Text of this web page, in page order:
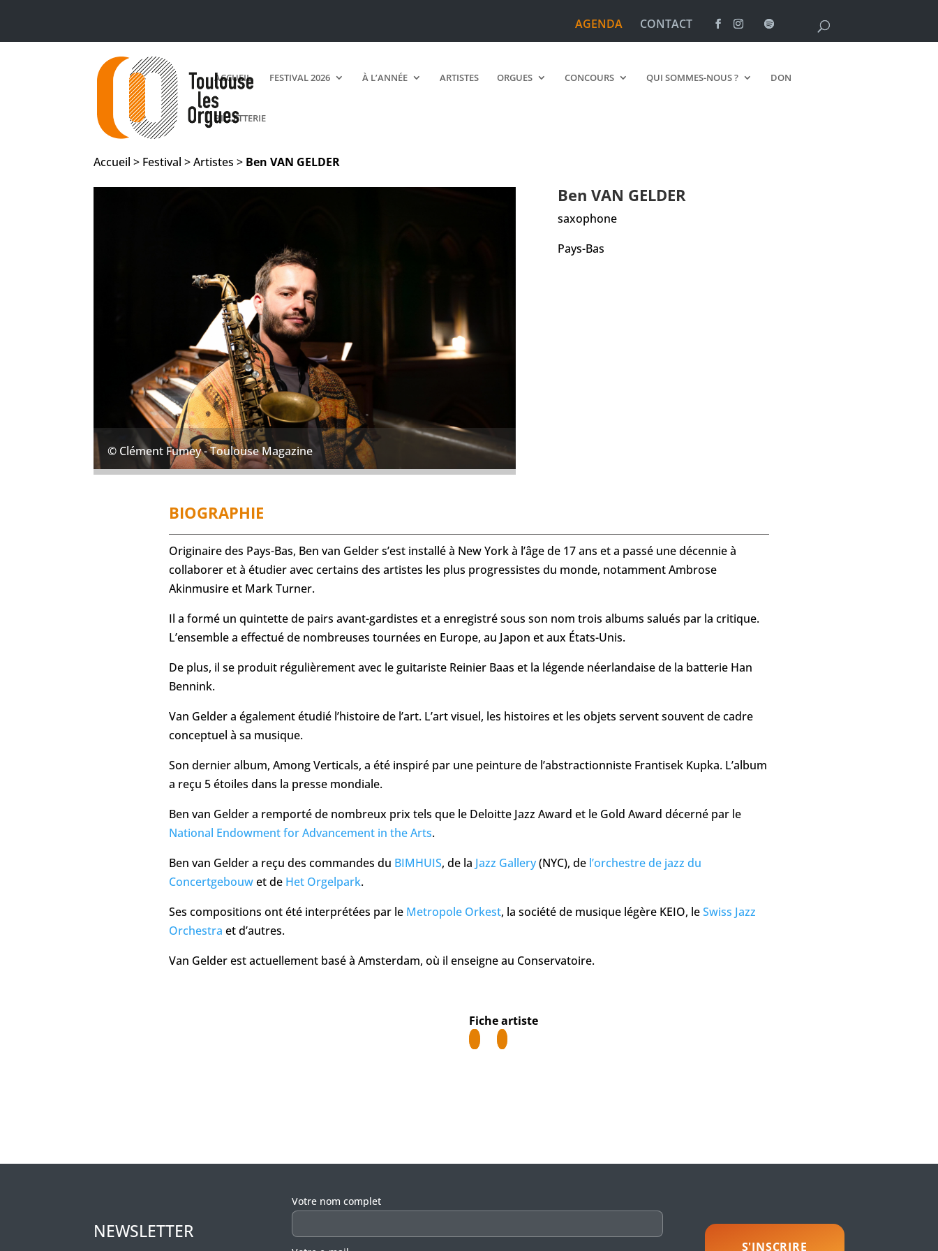
AGENDA CONTACT
ACCUEIL FESTIVAL 2026 À L’ANNÉE ARTISTES ORGUES CONCOURS QUI SOMMES-NOUS ? DON
BILLETTERIE
Accueil > Festival > Artistes > BenVAN GELDER
© Clément Fumey - Toulouse Magazine
Ben VAN GELDER
saxophone
Pays-Bas
BIOGRAPHIE
Originaire des Pays-Bas, Ben van Gelder s’est installé à New York à l’âge de 17 ans et a passé une décennie à
collaborer et à étudier avec certains des artistes les plus progressistes du monde, notamment Ambrose
Akinmusire et Mark Turner.
Il a formé un quintette de pairs avant-gardistes et a enregistré sous son nom trois albums salués par la critique.
L’ensemble a effectué de nombreuses tournées en Europe, au Japon et aux États-Unis.
De plus, il se produit régulièrement avec le guitariste Reinier Baas et la légende néerlandaise de la batterie Han
Bennink.
Van Gelder a également étudié l’histoire de l’art. L’art visuel, les histoires et les objets servent souvent de cadre
conceptuel à sa musique.
Son dernier album, Among Verticals, a été inspiré par une peinture de l’abstractionniste Frantisek Kupka. L’album
a reçu 5 étoiles dans la presse mondiale.
Ben van Gelder a remporté de nombreux prix tels que le Deloitte Jazz Award et le Gold Award décerné par le
National Endowment for Advancement in the Arts.
Ben van Gelder a reçu des commandes du BIMHUIS, de la Jazz Gallery(NYC), de l’orchestre de jazz du
Concertgebouwet de Het Orgelpark.
Ses compositions ont été interprétées par le Metropole Orkest, la société de musique légère KEIO, leSwiss Jazz
Orchestra et d’autres.
Van Gelder est actuellement basé à Amsterdam, où il enseigne au Conservatoire.
Fiche artiste
NEWSLETTER
Veuillez laisser ce champ vide.
Votre nom complet